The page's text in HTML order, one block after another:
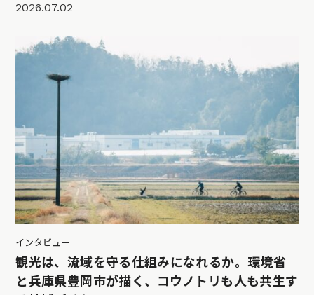
2026.07.02
インタビュー
観光は、流域を守る仕組みになれるか。環境省
と兵庫県豊岡市が描く、コウノトリも人も共生す